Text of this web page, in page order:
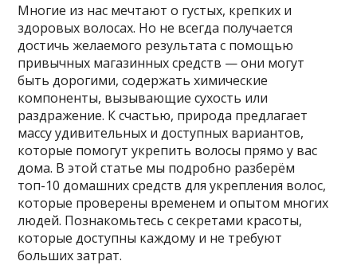
Многие из нас мечтают о густых, крепких и
здоровых волосах. Но не всегда получается
достичь желаемого результата с помощью
привычных магазинных средств — они могут
быть дорогими, содержать химические
компоненты, вызывающие сухость или
раздражение. К счастью, природа предлагает
массу удивительных и доступных вариантов,
которые помогут укрепить волосы прямо у вас
дома. В этой статье мы подробно разберём
топ-10 домашних средств для укрепления волос,
которые проверены временем и опытом многих
людей. Познакомьтесь с секретами красоты,
которые доступны каждому и не требуют
больших затрат.